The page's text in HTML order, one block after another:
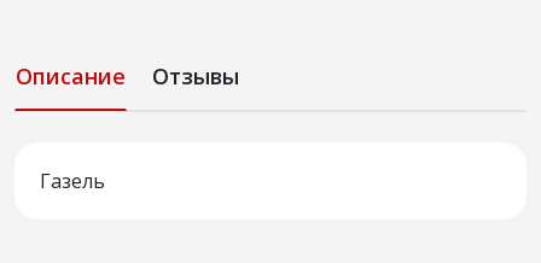
Описание Отзывы
Газель